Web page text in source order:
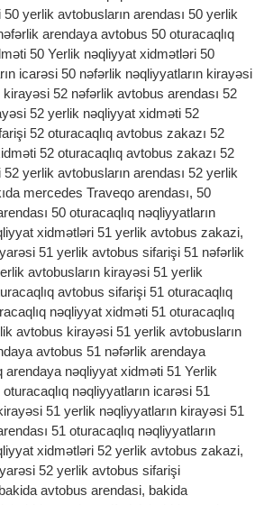
yerlik avtobusların arendası 50 yerlik
arendaya avtobus 50 oturacaqlıq
50 Yerlik nəqliyyat xidmətləri 50
icarəsi 50 nəfərlik nəqliyyatların kirayəsi
52 nəfərlik avtobus arendası 52
52 yerlik nəqliyyat xidməti 52
52 oturacaqlıq avtobus zakazı 52
52 oturacaqlıq avtobus zakazı 52
yerlik avtobusların arendası 52 yerlik
mercedes Traveqo arendası, 50
50 oturacaqlıq nəqliyyatların
xidmətləri 51 yerlik avtobus zakazi,
51 yerlik avtobus sifarişi 51 nəfərlik
avtobusların kirayəsi 51 yerlik
avtobus sifarişi 51 oturacaqlıq
nəqliyyat xidməti 51 oturacaqlıq
avtobus kirayəsi 51 yerlik avtobusların
avtobus 51 nəfərlik arendaya
arendaya nəqliyyat xidməti 51 Yerlik
nəqliyyatların icarəsi 51
51 yerlik nəqliyyatların kirayəsi 51
51 oturacaqlıq nəqliyyatların
xidmətləri 52 yerlik avtobus zakazi,
52 yerlik avtobus sifarişi
avtobus arendasi, bakida